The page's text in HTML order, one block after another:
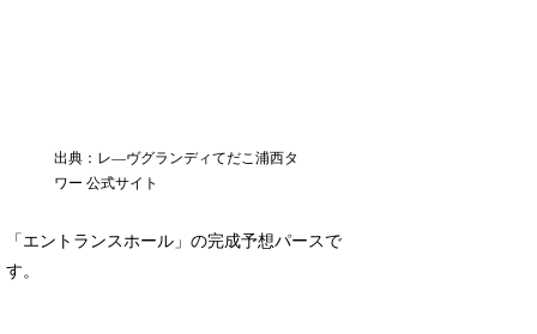
出典：レ―ヴグランディてだこ浦西タ
ワー 公式サイト
「エントランスホール」の完成予想パースで
す。